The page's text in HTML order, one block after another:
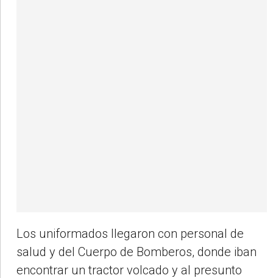
Los uniformados llegaron con personal de
salud y del Cuerpo de Bomberos, donde iban
encontrar un tractor volcado y al presunto